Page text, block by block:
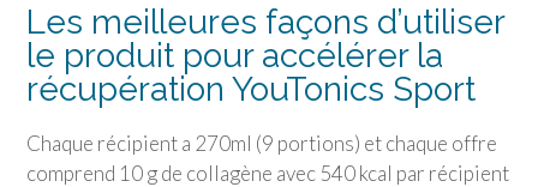
Les meilleures façons d’utiliser
le produit pour accélérer la
récupération YouTonics Sport
Chaque récipient a 270ml (9 portions) et chaque offre
comprend 10 g de collagène avec 540 kcal par récipient